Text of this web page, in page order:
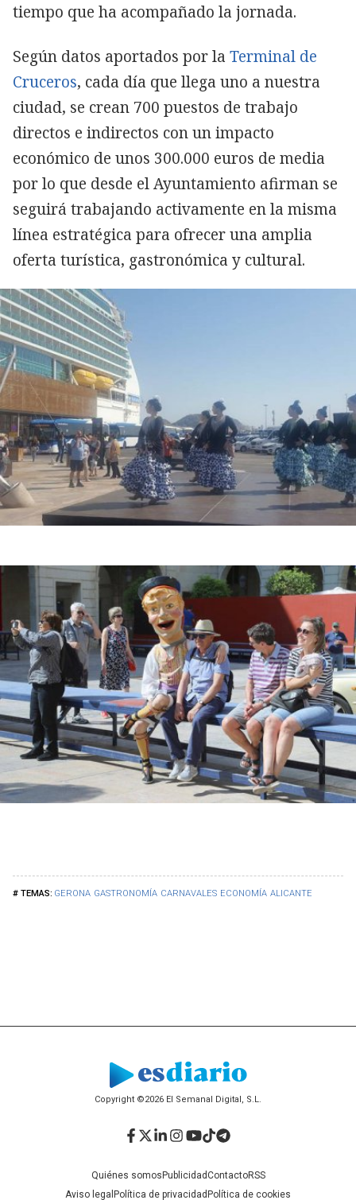
GERONA GASTRONOMÍA CARNAVALES ECONOMÍA ALICANTE
tiempo que ha acompañado la jornada.
Según datos aportados por la Terminal de
Cruceros, cada día que llega uno a nuestra
ciudad, se crean 700 puestos de trabajo
directos e indirectos con un impacto
económico de unos 300.000 euros de media
por lo que desde el Ayuntamiento afirman se
seguirá trabajando activamente en la misma
línea estratégica para ofrecer una amplia
oferta turística, gastronómica y cultural.
Copyright ©2026 El Semanal Digital, S.L.
Quiénes somos PublicidadContactoRSS
Aviso legal Política de privacidad Política de cookies
Facebook
Twitter
LinkedIn
Instagram
YouTube
TikTok
Telegram